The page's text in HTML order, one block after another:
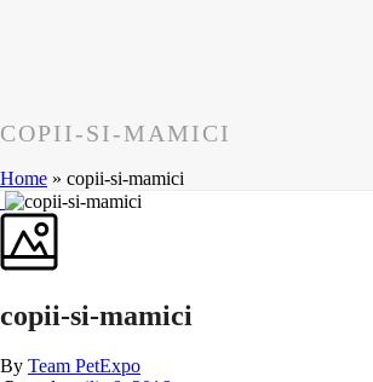
COPII-SI-MAMICI
Home » copii-si-mamici
copii-si-mamici
By Team PetExpo